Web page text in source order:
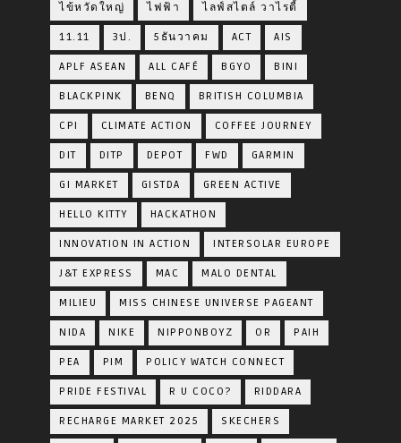
ไข้หวัดใหญ่ ไฟฟ้า ไลฟ์สไตล์ วาไรตี้
11.11 3ป. 5ธันวาคม ACT AIS
APLF ASEAN ALL CAFÉ BGYO BINI
BLACKPINK BENQ BRITISH COLUMBIA
CPI CLIMATE ACTION COFFEE JOURNEY
DIT DITP DEPOT FWD GARMIN
GI MARKET GISTDA GREEN ACTIVE
HELLO KITTY HACKATHON
INNOVATION IN ACTION INTERSOLAR EUROPE
J&T EXPRESS MAC MALO DENTAL
MILIEU MISS CHINESE UNIVERSE PAGEANT
NIDA NIKE NIPPONBOYZ OR PAIH
PEA PIM POLICY WATCH CONNECT
PRIDE FESTIVAL R U COCO? RIDDARA
RECHARGE MARKET 2025 SKECHERS